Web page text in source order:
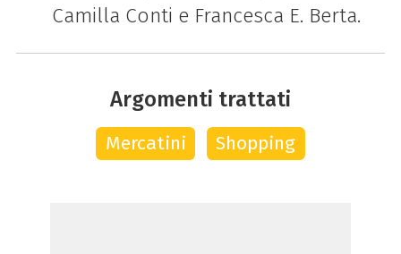
Camilla Conti e Francesca E. Berta.
Argomenti trattati
Mercatini Shopping